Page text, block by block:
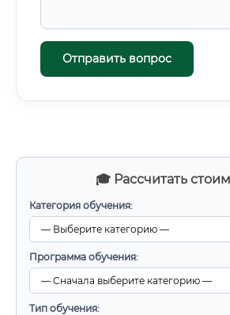
🎓 Рассчитать
Категория обучения:
Программа обучения:
Тип обучения:
Отправить вопрос